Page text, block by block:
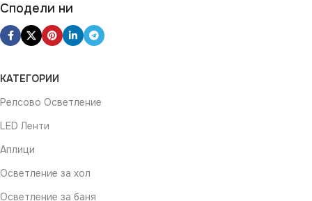
Сподели ни
КАТЕГОРИИ
Релсово Осветление
LED Ленти
Аплици
Осветление за хол
Осветление за баня